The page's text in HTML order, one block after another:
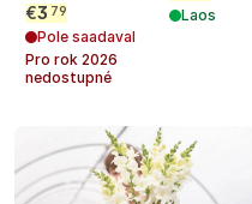
€3 79
Pole saadaval
Pro rok 2026
nedostupné
Laos